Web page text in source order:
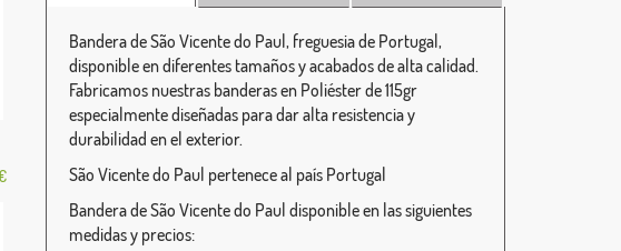
Bandera de São Vicente do Paul, freguesia de Portugal,
disponible en diferentes tamaños y acabados de alta calidad.
Fabricamos nuestras banderas en Poliéster de 115gr
especialmente diseñadas para dar alta resistencia y
durabilidad en el exterior.
São Vicente do Paul pertenece al país Portugal
Bandera de São Vicente do Paul disponible en las siguientes
medidas y precios: